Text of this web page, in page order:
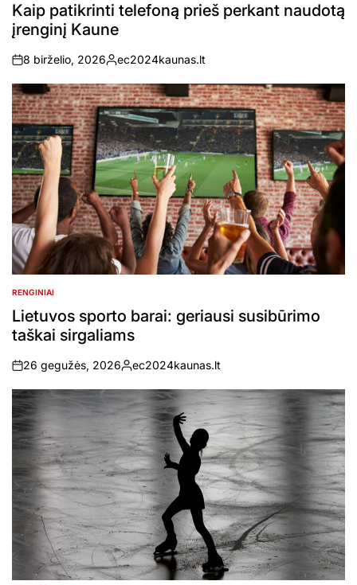
IN
Kaip patikrinti telefoną prieš perkant naudotą
įrenginį Kaune
on
8 birželio, 2026
Posted
by
ec2024kaunas.lt
POSTED
IN
RENGINIAI
Lietuvos sporto barai: geriausi susibūrimo
taškai sirgaliams
on
26 gegužės, 2026
Posted
by
ec2024kaunas.lt